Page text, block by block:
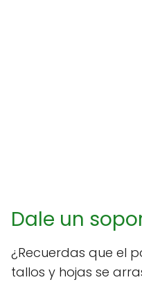
Dale un
¿Recuerdas que el
tallos y hojas se